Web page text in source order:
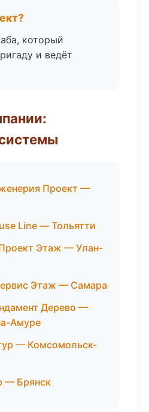
который
и ведёт
Проект —
Line — Тольятти
Этаж — Улан-
Этаж — Самара
Дерево —
Амуре
— Комсомольск-
— Брянск